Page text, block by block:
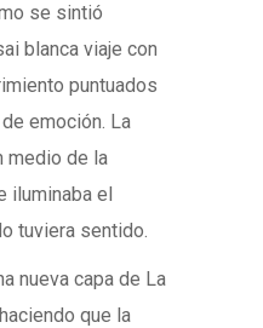
se sintió
blanca viaje con
puntuados
emoción. La
medio de la
iluminaba el
tuviera sentido.
nueva capa de La
que la